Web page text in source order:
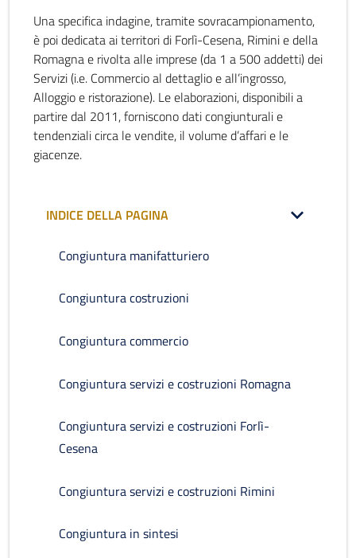
Una specifica indagine, tramite sovracampionamento,
è poi dedicata ai territori di Forlì-Cesena, Rimini e della
Romagna e rivolta alle imprese (da 1 a 500 addetti) dei
Servizi (i.e. Commercio al dettaglio e all’ingrosso,
Alloggio e ristorazione). Le elaborazioni, disponibili a
partire dal 2011, forniscono dati congiunturali e
tendenziali circa le vendite, il volume d’affari e le
giacenze.
INDICE DELLA PAGINA
Congiuntura manifatturiero
Congiuntura costruzioni
Congiuntura commercio
Congiuntura servizi e costruzioni Romagna
Congiuntura servizi e costruzioni Forlì-
Cesena
Congiuntura servizi e costruzioni Rimini
Congiuntura in sintesi